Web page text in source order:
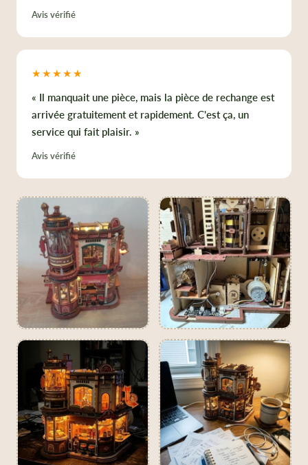
Avis vérifié
★★★★★
« Il manquait une pièce, mais la pièce de rechange est
arrivée gratuitement et rapidement. C'est ça, un
service qui fait plaisir. »
Avis vérifié